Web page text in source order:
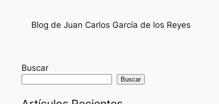
Blog de Juan Carlos García de los Reyes
Buscar
Buscar